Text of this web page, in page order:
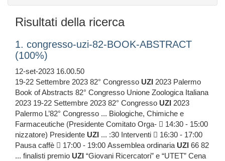
Risultati della ricerca
1. congresso-uzi-82-BOOK-ABSTRACT
(100%)
12-set-2023 16.00.50
19-22 Settembre 2023 82° Congresso UZI 2023 Palermo
Book of Abstracts 82° Congresso Unione Zoologica Italiana
2023 19-22 Settembre 2023 82° Congresso UZI 2023
Palermo L’82° Congresso ... Biologiche, Chimiche e
Farmaceutiche (Presidente Comitato Orga-  14:30 - 15:00
nizzatore) Presidente UZI ... :30 Interventi  16:30 - 17:00
Pausa caffè  17:00 - 19:00 Assemblea ordinaria UZI 66 82
... finalisti premio UZI “Giovani Ricercatori” e “UTET” Cena